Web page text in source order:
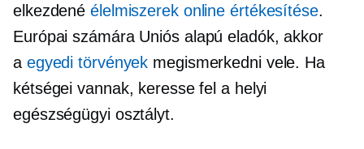
elkezdenéélelmiszerek online értékesítése.
Európai számára Uniós alapú eladók, akkor
a egyedi törvények megismerkedni vele. Ha
kétségei vannak, keresse fel a helyi
egészségügyi osztályt.